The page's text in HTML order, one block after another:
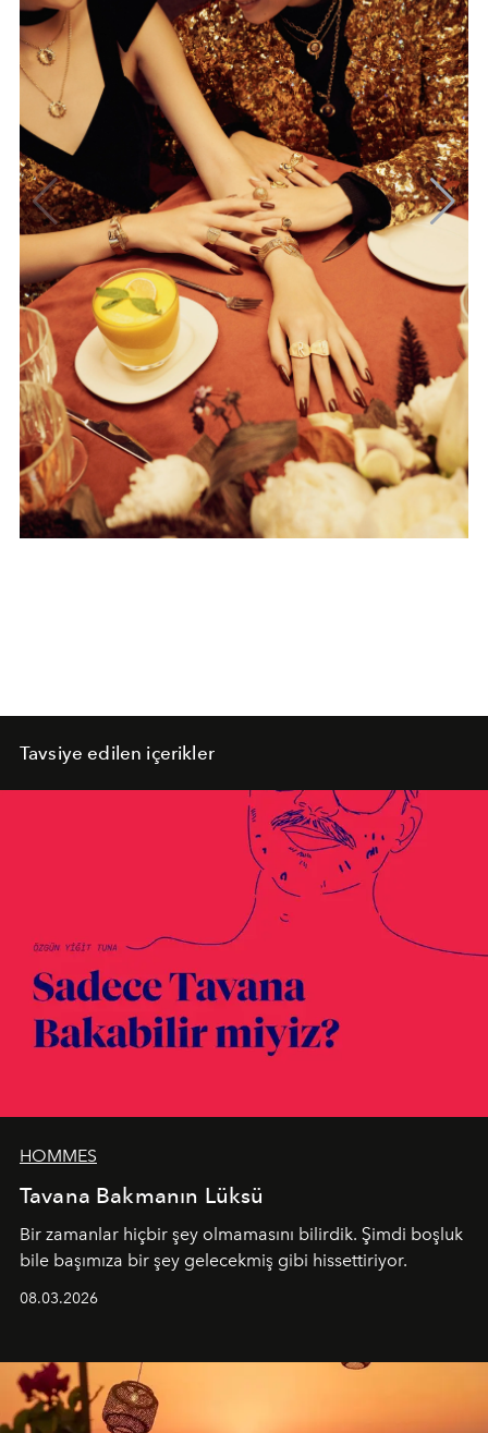
Tavsiye edilen içerikler
HOMMES
Tavana Bakmanın Lüksü
Bir zamanlar hiçbir şey olmamasını bilirdik. Şimdi boşluk
bile başımıza bir şey gelecekmiş gibi hissettiriyor.
08.03.2026